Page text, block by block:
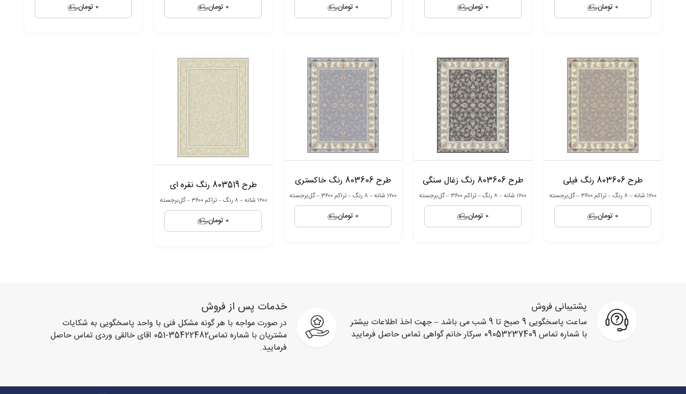
0 تومان 0 تومان 0 تومان 0 تومان 0 تومان
طرح 803606 رنگ فیلی
۱۲۰۰ شانه – ۸ رنگ – تراکم ۳۶۰۰ – گل‌برجسته
0 تومان
طرح 803606 رنگ زغال سنگی
۱۲۰۰ شانه – ۸ رنگ – تراکم ۳۶۰۰ – گل‌برجسته
0 تومان
طرح 803606 رنگ خاکستری
۱۲۰۰ شانه – ۸ رنگ – تراکم ۳۶۰۰ – گل‌برجسته
0 تومان
طرح 803519 رنگ نقره ای
۱۲۰۰ شانه – ۸ رنگ – تراکم ۳۶۰۰ – گل‌برجسته
0 تومان
پشتیبانی فروش
ساعت پاسخگویی 9 صبح تا 9 شب می باشد – جهت اخذ اطلاعات بیشتر
با شماره تماس 09053237409 سرکار خانم گواهی تماس حاصل فرمایید
خدمات پس از فروش
در صورت مواجه با هر گونه مشکل فنی با واحد پاسخگویی به شکایات
مشتریان با شماره تماس35422482-051 اقای خالقی وردی تماس حاصل
فرمایید.